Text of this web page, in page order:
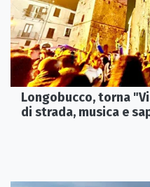
Longobucco, torna
di strada, musica e